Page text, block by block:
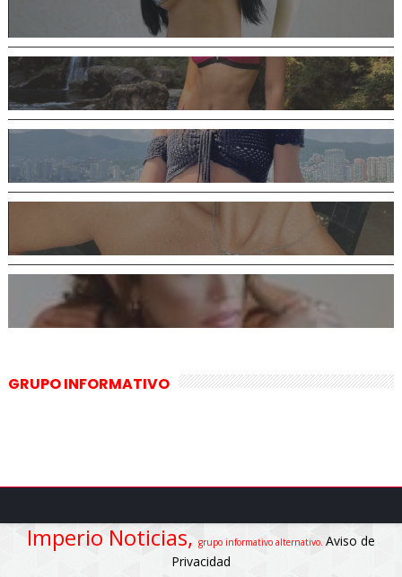
GRUPO INFORMATIVO
Imperio Noticias, grupo informativo alternativo. Aviso de
Privacidad